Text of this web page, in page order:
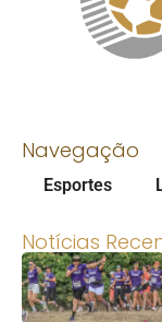
Navegação
Esportes
Notícias